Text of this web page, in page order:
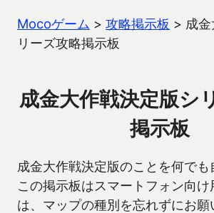
Mocoゲーム > 攻略掲示板 > 成
リーズ攻略掲示板
成金大作戦決定版シ
掲示板
成金大作戦決定版のことを何でも
この掲示板はスマートフォン向
は、マップの種別を忘れずにお願